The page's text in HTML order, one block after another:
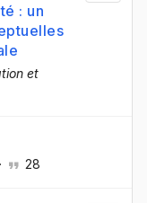
: un
et
· 28